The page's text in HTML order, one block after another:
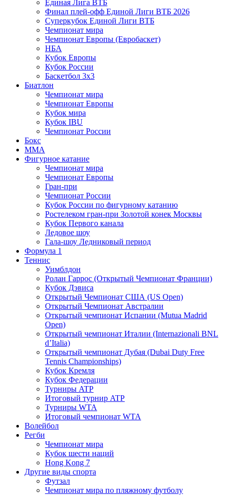
Единая Лига ВТБ
Финал плей-офф Единой Лиги ВТБ 2026
Суперкубок Единой Лиги ВТБ
Чемпионат мира
Чемпионат Европы (Евробаскет)
НБА
Кубок Европы
Кубок России
Баскетбол 3х3
Биатлон
Чемпионат мира
Чемпионат Европы
Кубок мира
Кубок IBU
Чемпионат России
Бокс
MMA
Фигурное катание
Чемпионат мира
Чемпионат Европы
Гран-при
Чемпионат России
Кубок России по фигурному катанию
Ростелеком гран-при Золотой конек Москвы
Кубок Первого канала
Ледовое шоу
Гала-шоу Ледниковый период
Формула 1
Теннис
Уимблдон
Ролан Гаррос (Открытый Чемпионат Франции)
Кубок Дэвиса
Открытый Чемпионат США (US Open)
Открытый Чемпионат Австралии
Открытый чемпионат Испании (Mutua Madrid
Open)
Открытый чемпионат Италии (Internazionali BNL
d’Italia)
Открытый чемпионат Дубая (Dubai Duty Free
Tennis Championships)
Кубок Кремля
Кубок Федерации
Турниры ATP
Итоговый турнир ATP
Турниры WTA
Итоговый чемпионат WTA
Волейбол
Регби
Чемпионат мира
Кубок шести наций
Hong Kong 7
Другие виды спорта
Футзал
Чемпионат мира по пляжному футболу